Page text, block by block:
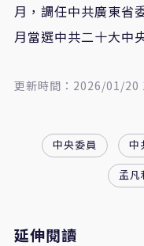
月，調任中共廣東省
月當選中共二十大中
更新時間：2026/01/20
中央委員 中
孟凡
延伸閱讀